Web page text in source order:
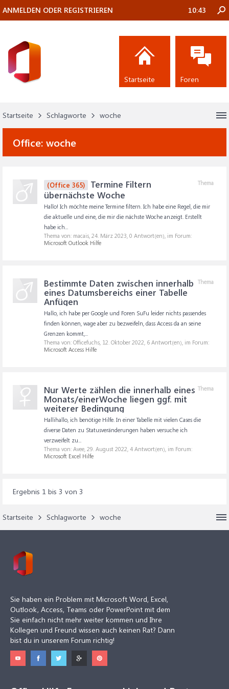
Startseite Schlagworte woche
Office: woche
Thema
(Office 365)
Termine Filtern
übernächste Woche
Hallo! Ich möchte meine Termine filtern. Ich habe eine Regel, die mir
die aktuelle und eine, die mir die nächste Woche anzeigt. Erstellt
habe ich...
Thema von: macais, 24. März 2023, 0 Antwort(en), im Forum:
Microsoft Outlook Hilfe
Thema
Bestimmte Daten zwischen innerhalb
eines Datumsbereichs einer Tabelle
Anfügen
Hallo, ich habe per Google und Foren SuFu leider nichts passendes
finden können, wage aber zu bezweifeln, dass Access da an seine
Grenzen kommt,...
Thema von: Officefuchs, 12. Oktober 2022, 6 Antwort(en), im Forum:
Microsoft Access Hilfe
Thema
Nur Werte zählen die innerhalb eines
Monats/einerWoche liegen ggf. mit
weiterer Bedingung
Hallihallo, ich benötige Hilfe. In einer Tabelle mit vielen Cases die
diverse Daten zu Statusveränderungen haben versuche ich
verzweifelt zu...
Thema von: Avee, 29. August 2022, 4 Antwort(en), im Forum:
Microsoft Excel Hilfe
Ergebnis 1 bis 3 von 3
Startseite Schlagworte woche
ANMELDEN ODER REGISTRIEREN 10:43
Startseite Foren
Sie haben ein Problem mit Microsoft Word, Excel,
Outlook, Access, Teams oder PowerPoint mit dem
Sie einfach nicht mehr weiter kommen und Ihre
Kollegen und Freund wissen auch keinen Rat? Dann
bist du in unserem Forum richtig!